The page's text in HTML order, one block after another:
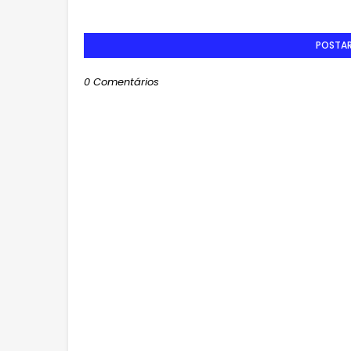
0 Comentários